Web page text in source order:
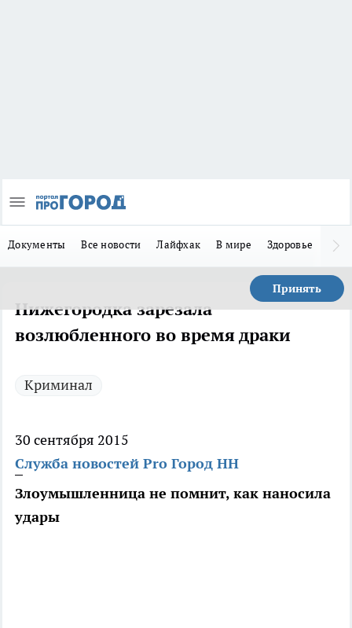
Документы Все новости Лайфхак В мире Здоровье
Принять
Нижегородка зарезала
возлюбленного во время драки
Криминал
30 сентября 2015
Служба новостей Pro Город НН
Злоумышленница не помнит, как наносила
удары